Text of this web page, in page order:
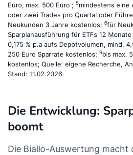
Euro, max. 500 Euro ; 5mindestens eine
oder zwei Trades pro Quartal oder
Neukunden 3 Jahre kostenlos; 6für
Sparplanausführung für ETFs 12
0,175 % p.a aufs Depotvolumen, mind.
250 Euro Sparrate kostenlos; 9bis max.
kostenlos; Quelle: eigene Recherche,
Stand: 11.02.2026
Die Entwicklung:
boomt
Die Biallo-Auswertung macht